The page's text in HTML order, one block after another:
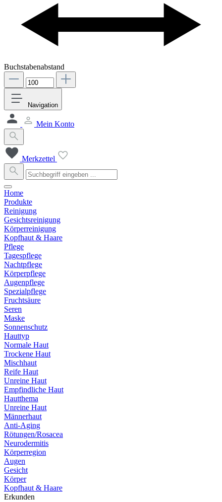
Buchstabenabstand
Navigation
Mein Konto
Merkzettel
Home
Produkte
Reinigung
Gesichtsreinigung
Körperreinigung
Kopfhaut & Haare
Pflege
Tagespflege
Nachtpflege
Körperpflege
Augenpflege
Spezialpflege
Fruchtsäure
Seren
Maske
Sonnenschutz
Hauttyp
Normale Haut
Trockene Haut
Mischhaut
Reife Haut
Unreine Haut
Empfindliche Haut
Hautthema
Unreine Haut
Männerhaut
Anti-Aging
Rötungen/Rosacea
Neurodermitis
Körperregion
Augen
Gesicht
Körper
Kopfhaut & Haare
Erkunden